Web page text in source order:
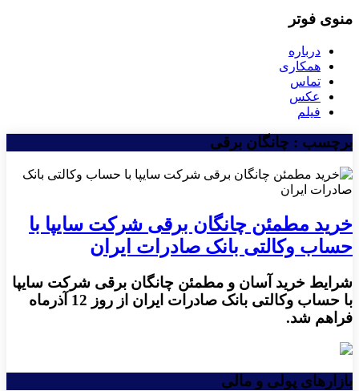
منوی فوتر
درباره
همکاری
تماس
عکس
فیلم
برچسب : چانگان برقی
خرید مطمئن چانگان برقی شرکت سایپا با
حساب وکالتی بانک صادرات ایران
​شرایط خرید آسان و مطمئن چانگان برقی شرکت سایپا
با حساب وکالتی بانک صادرات ایران از روز 12 آذرماه
فراهم شد.
بازارهای پولی و مالی